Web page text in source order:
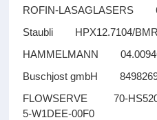
ROFIN-
Staubli HPX12.7104/
HAMMELMANN
Buschjost gmbH
FLOWSERVE 70-
5-W1DEE-00F0